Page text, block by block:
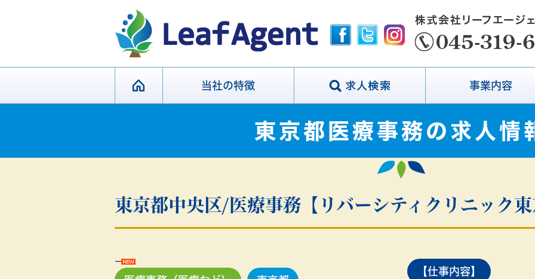
当社の特徴 事業内容
東京都医療事務の求人情
東京都中央区/医療事務【リバーシティクリニック東
【仕事内容】